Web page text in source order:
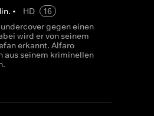
• HD
16
gegen einen
wird er von seinem
erkannt. Alfaro
aus seinem kriminellen